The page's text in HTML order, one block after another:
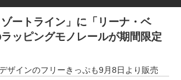
ゾートライン」に「リーナ・ベ
ッピングモノレールが期間限定
ザインのフリーきっぷも9月8日より販売